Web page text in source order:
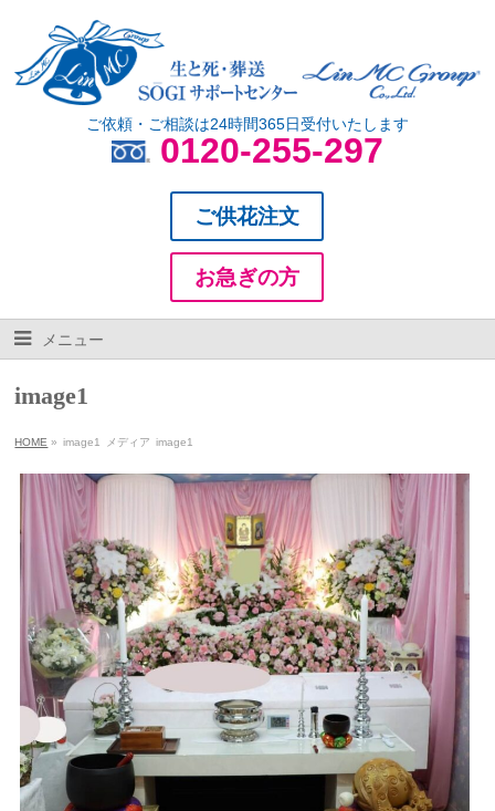
ご依頼・ご相談は24時間365日受付いたします
0120-255-297
ご供花注文
お急ぎの方
メニュー
image1
HOME » image1 メディア image1